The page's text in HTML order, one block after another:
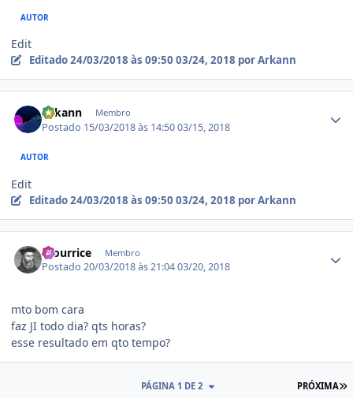
AUTOR
Edit
Editado24/03/2018 às 09:50 03/24, 2018 por Arkann
Arkann Membro
Postado 15/03/2018 às 14:5003/15, 2018
AUTOR
Edit
Editado24/03/2018 às 09:50 03/24, 2018 por Arkann
mourrice Membro
Postado20/03/2018 às 21:0403/20, 2018
mto bom cara
faz JI todo dia? qts horas?
esse resultado em qto tempo?
PRÓXIMA
PÁGINA 1 DE 2